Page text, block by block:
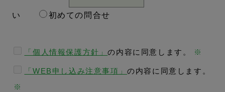
い 初めての問合せ
「個人情報保護方針」の内容に同意します。 ※
「WEB申し込み注意事項」の内容に同意します。
※